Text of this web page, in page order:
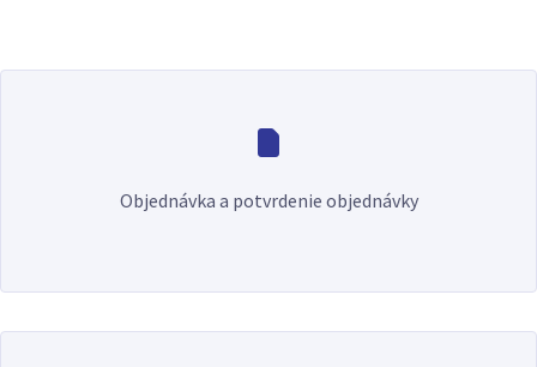
Objednávka a potvrdenie objednávky